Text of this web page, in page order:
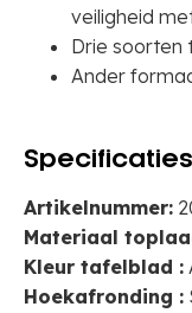
veiligheid
Drie soorten
Ander
Specificaties
Artikelnummer:
Materiaal
Kleur tafelblad :
Hoekafronding :